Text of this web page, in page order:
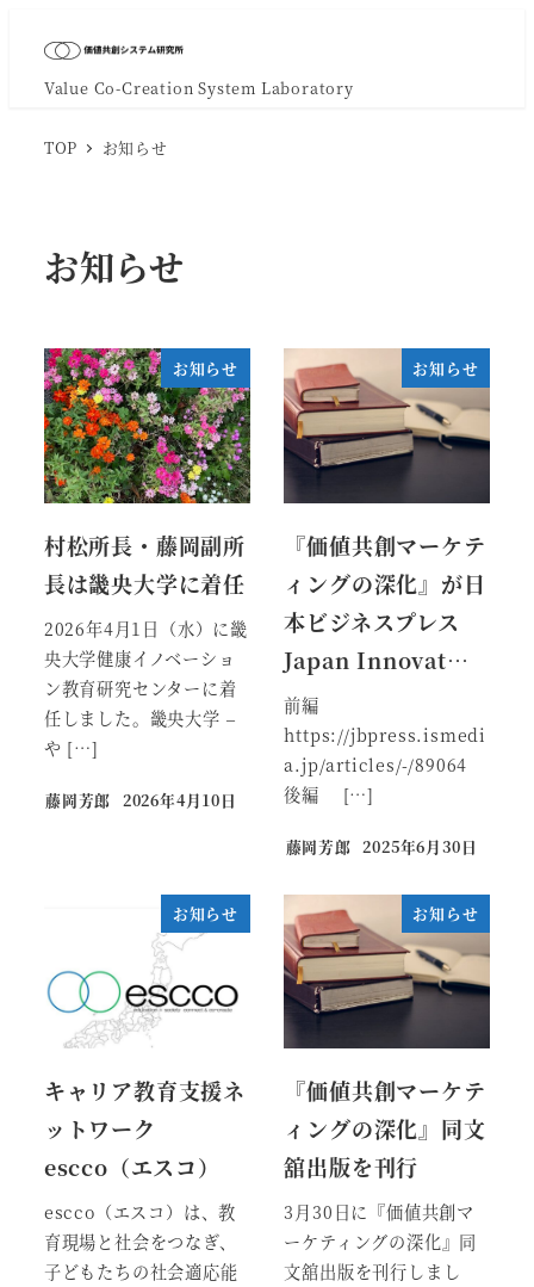
Value Co-Creation System Laboratory
TOP お知らせ
お知らせ
お知らせ
村松所長・藤岡副所
長は畿央大学に着任
2026年4月1日（水）に畿
央大学健康イノベーショ
ン教育研究センターに着
任しました。畿央大学 –
や […]
藤岡芳郎 2026年4月10日
お知らせ
『価値共創マーケテ
ィングの深化』が日
本ビジネスプレス
Japan Innovat…
前編
https://jbpress.ismedi
a.jp/articles/-/89064
後編 […]
藤岡芳郎 2025年6月30日
お知らせ
キャリア教育支援ネ
ットワーク
escco（エスコ）
escco（エスコ）は、教
育現場と社会をつなぎ、
子どもたちの社会適応能
お知らせ
『価値共創マーケテ
ィングの深化』同文
舘出版を刊行
3月30日に『価値共創マ
ーケティングの深化』同
文舘出版を刊行しまし